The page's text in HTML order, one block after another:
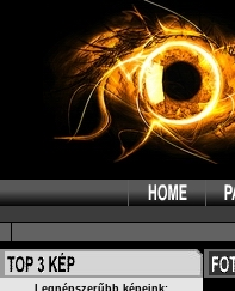
Legnépszerűbb képeink: